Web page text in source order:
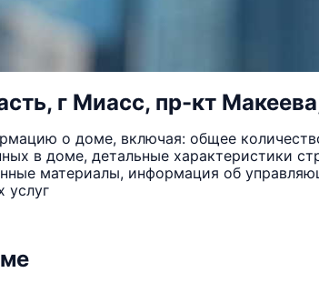
г Миасс, пр-кт
о доме, включая: общее
в доме, детальные характеристики
материалы, информация об
услуг